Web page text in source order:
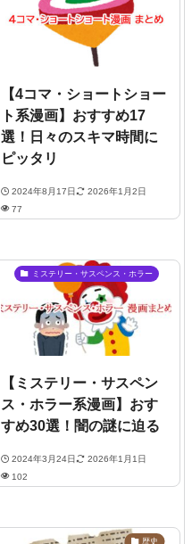
【4コマ・ショートショー
ト系漫画】おすすめ17
選！日々のスキマ時間に
ピッタリ
2024年8月17日
2026年1月2日
77
ミステリー・サスペンス・ホラー
【ミステリー・サスペン
ス・ホラー系漫画】おす
すめ30選！闇の謎に迫る
2024年3月24日
2026年1月1日
102
歴史